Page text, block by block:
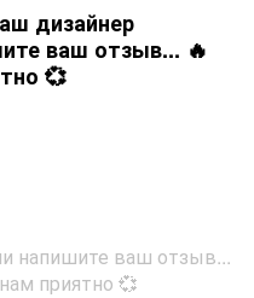
дизайнер
ваш отзыв... 🔥
💞
напишите ваш отзыв...
приятно 💞